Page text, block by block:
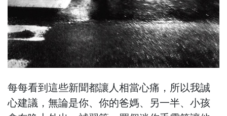
每每看到這些新聞都讓人相當心痛，所以我誠
心建議，無論是你、你的爸媽、另一半、小孩